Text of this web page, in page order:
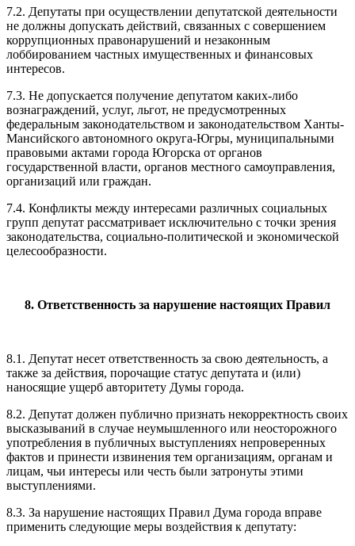
7.2. Депутаты при осуществлении депутатской деятельности
не должны допускать действий, связанных с совершением
коррупционных правонарушений и незаконным
лоббированием частных имущественных и финансовых
интересов.
7.3. Не допускается получение депутатом каких-либо
вознаграждений, услуг, льгот, не предусмотренных
федеральным законодательством и законодательством Ханты-
Мансийского автономного округа-Югры, муниципальными
правовыми актами города Югорска от органов
государственной власти, органов местного самоуправления,
организаций или граждан.
7.4. Конфликты между интересами различных социальных
групп депутат рассматривает исключительно с точки зрения
законодательства, социально-политической и экономической
целесообразности.
8. Ответственность за нарушение настоящих Правил
8.1. Депутат несет ответственность за свою деятельность, а
также за действия, порочащие статус депутата и (или)
наносящие ущерб авторитету Думы города.
8.2. Депутат должен публично признать некорректность своих
высказываний в случае неумышленного или неосторожного
употребления в публичных выступлениях непроверенных
фактов и принести извинения тем организациям, органам и
лицам, чьи интересы или честь были затронуты этими
выступлениями.
8.3. За нарушение настоящих Правил Дума города вправе
применить следующие меры воздействия к депутату: